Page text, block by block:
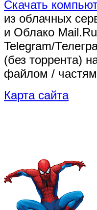
Скачать
из облачных
и Облако
Telegram/
(без торрента)
файлом /
Карта сайта